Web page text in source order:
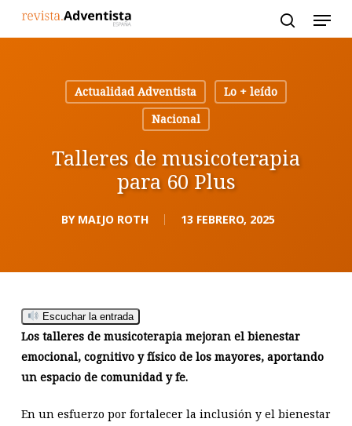
Actualidad Adventista
Lo + leído
Nacional
Talleres de musicoterapia
para 60 Plus
BY MAIJO ROTH 13 FEBRERO, 2025
Escuchar la entrada
Los talleres de musicoterapia mejoran el bienestar
emocional, cognitivo y físico de los mayores, aportando
un espacio de comunidad y fe.
En un esfuerzo por fortalecer la inclusión y el bienestar